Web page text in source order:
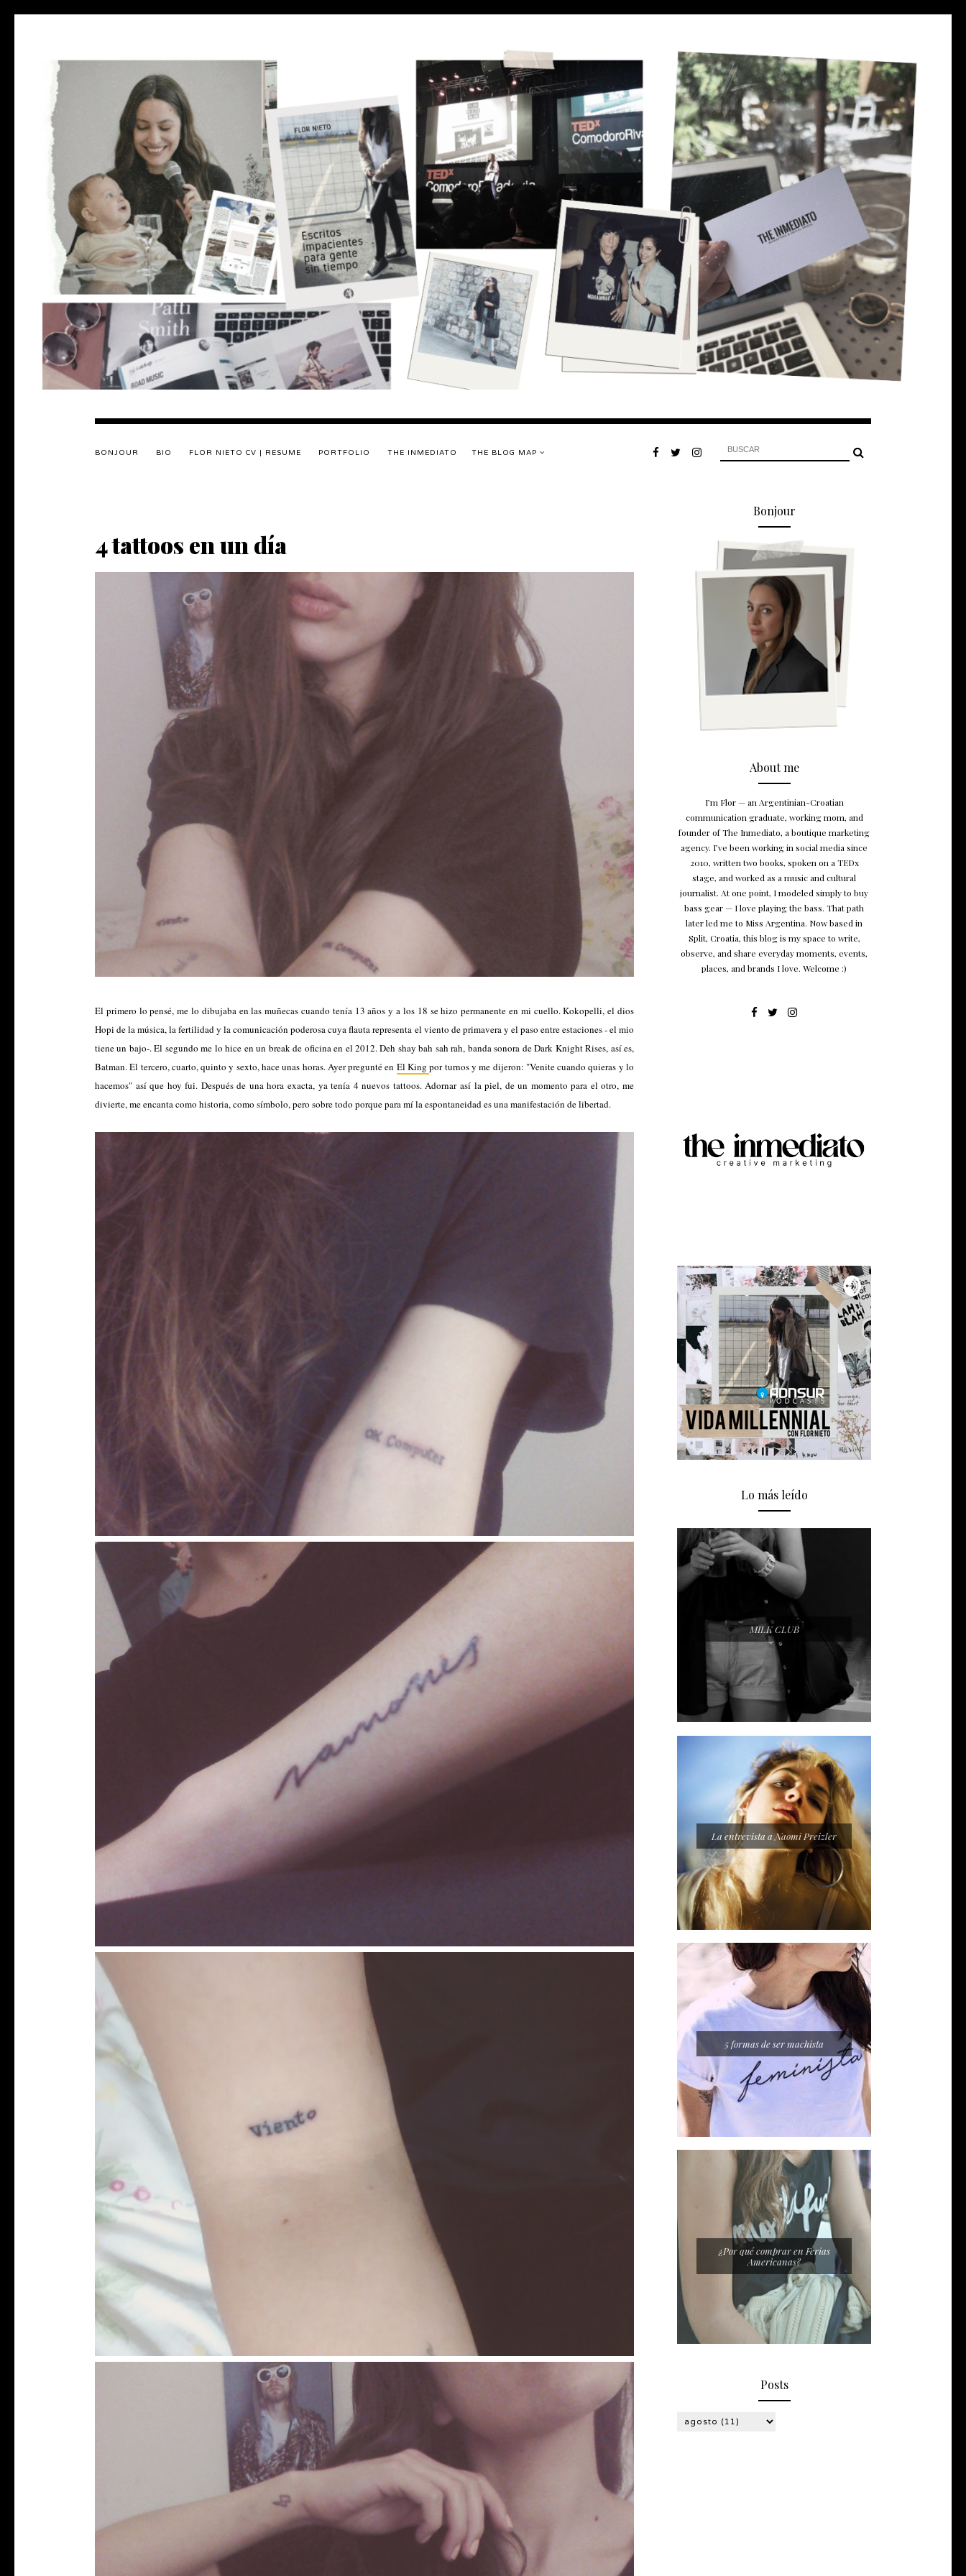
BONJOUR BIO FLOR NIETO CV | RESUME PORTFOLIO THE INMEDIATO THE BLOG MAP
4 tattoos en un día
El primero lo pensé, me lo dibujaba en las muñecas cuando tenía 13 años y a los 18 se hizo permanente en mi cuello. Kokopelli, el dios
Hopi de la música, la fertilidad y la comunicación poderosa cuya flauta representa el viento de primavera y el paso entre estaciones - el mio
tiene un bajo-. El segundo me lo hice en un break de oficina en el 2012. Deh shay bah sah rah, banda sonora de Dark Knight Rises, así es,
Batman. El tercero, cuarto, quinto y sexto, hace unas horas. Ayer pregunté en El King por turnos y me dijeron: "Venite cuando quieras y lo
hacemos" así que hoy fui. Después de una hora exacta, ya tenía 4 nuevos tattoos. Adornar así la piel, de un momento para el otro, me
divierte, me encanta como historia, como símbolo, pero sobre todo porque para mí la espontaneidad es una manifestación de libertad.
Bonjour
About me
I’m Flor — an Argentinian-Croatian
communication graduate, working mom, and
founder of The Inmediato, a boutique marketing
agency. I’ve been working in social media since
2010, written two books, spoken on a TEDx
stage, and worked as a music and cultural
journalist. At one point, I modeled simply to buy
bass gear — I love playing the bass. That path
later led me to Miss Argentina. Now based in
Split, Croatia, this blog is my space to write,
observe, and share everyday moments, events,
places, and brands I love. Welcome :)
Lo más leído
MILK CLUB
La entrevista a Naomi Preizler
5 formas de ser machista
¿Por qué comprar en Ferias
Americanas?
Posts